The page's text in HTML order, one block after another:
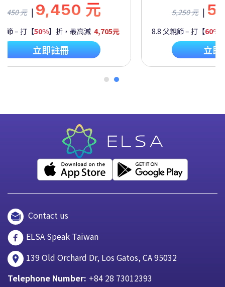
元 | 5,250 元
– 打【 60%】折，最高減 2,092元
立即註冊
9,450 元 |
8.8 父親節 – 打【 50%
立即
Contact us
ELSA Speak Taiwan
139 Old Orchard Dr, Los Gatos, CA 95032
Telephone Number: +84 28 73012393